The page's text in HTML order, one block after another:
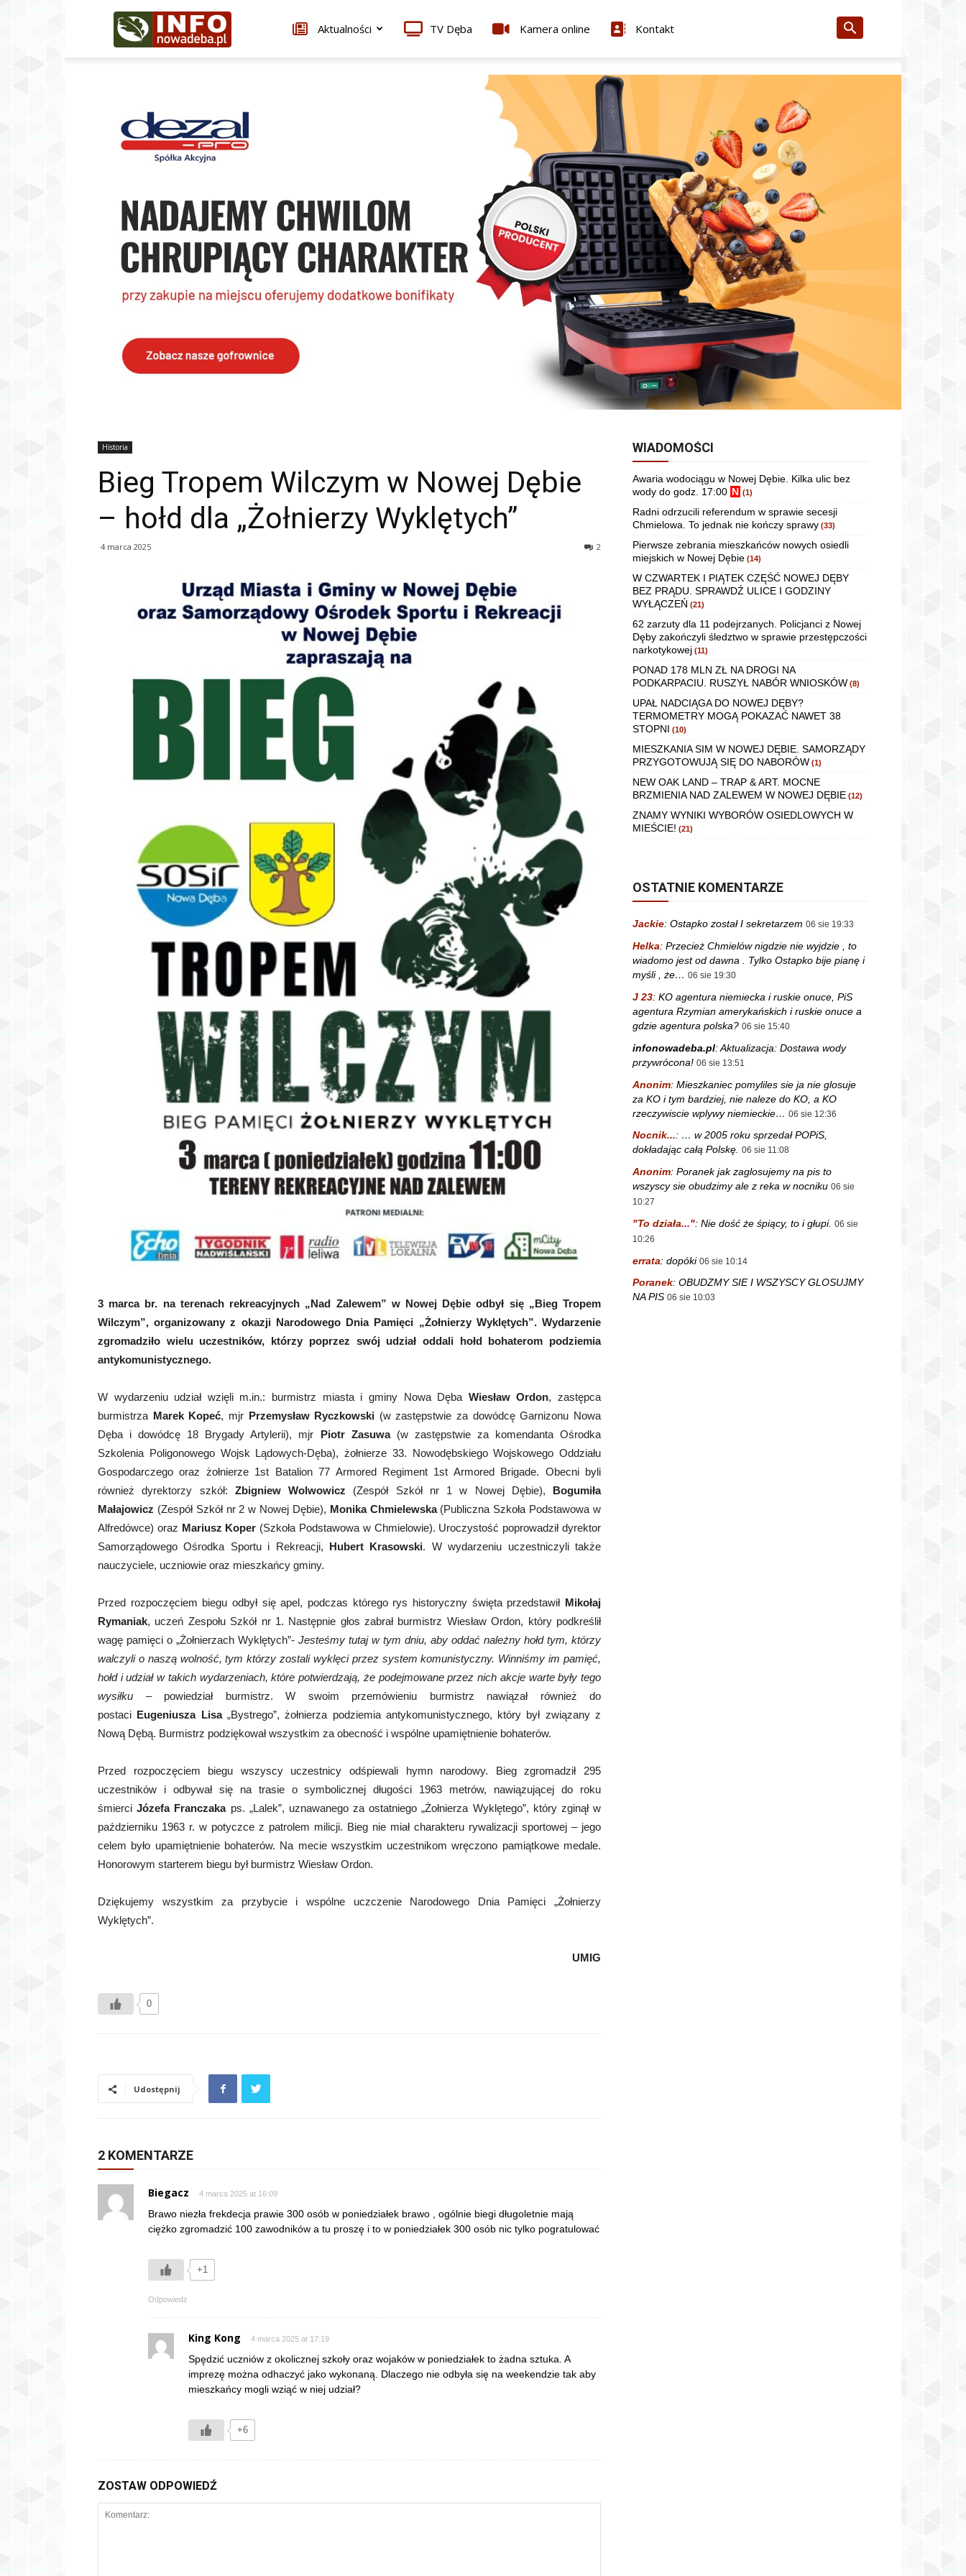
Infonowadeba.pl Aktualności TV Dęba Kamera online Kontakt
Historia
Bieg Tropem Wilczym w Nowej Dębie
– hołd dla „Żołnierzy Wyklętych”
4 marca 2025 2
3 marca br. na terenach rekreacyjnych „Nad Zalewem” w Nowej Dębie odbył się „Bieg Tropem
Wilczym”, organizowany z okazji Narodowego Dnia Pamięci „Żołnierzy Wyklętych”. Wydarzenie
zgromadziło wielu uczestników, którzy poprzez swój udział oddali hołd bohaterom podziemia
antykomunistycznego.
W wydarzeniu udział wzięli m.in.: burmistrz miasta i gminy Nowa Dęba Wiesław Ordon, zastępca
burmistrza Marek Kopeć, mjr Przemysław Ryczkowski (w zastępstwie za dowódcę Garnizonu Nowa
Dęba i dowódcę 18 Brygady Artylerii), mjr Piotr Zasuwa(w zastępstwie za komendanta Ośrodka
Szkolenia Poligonowego Wojsk Lądowych-Dęba), żołnierze 33. Nowodębskiego Wojskowego Oddziału
Gospodarczego oraz żołnierze 1st Batalion 77 Armored Regiment 1st Armored Brigade. Obecni byli
również dyrektorzy szkół: Zbigniew Wolwowicz (Zespół Szkół nr 1 w Nowej Dębie), Bogumiła
Małajowicz (Zespół Szkół nr 2 w Nowej Dębie), Monika Chmielewska(Publiczna Szkoła Podstawowa w
Alfredówce) oraz Mariusz Koper (Szkoła Podstawowa w Chmielowie). Uroczystość poprowadził dyrektor
Samorządowego Ośrodka Sportu i Rekreacji, Hubert Krasowski. W wydarzeniu uczestniczyli także
nauczyciele, uczniowie oraz mieszkańcy gminy.
Przed rozpoczęciem biegu odbył się apel, podczas którego rys historyczny święta przedstawił Mikołaj
Rymaniak, uczeń Zespołu Szkół nr 1. Następnie głos zabrał burmistrz Wiesław Ordon, który podkreślił
wagę pamięci o „Żołnierzach Wyklętych”- Jesteśmy tutaj w tym dniu, aby oddać należny hołd tym, którzy
walczyli o naszą wolność, tym którzy zostali wyklęci przez system komunistyczny. Winniśmy im pamięć,
hołd i udział w takich wydarzeniach, które potwierdzają, że podejmowane przez nich akcje warte były tego
wysiłku – powiedział burmistrz. W swoim przemówieniu burmistrz nawiązał również do
postaci Eugeniusza Lisa „Bystrego”, żołnierza podziemia antykomunistycznego, który był związany z
Nową Dębą. Burmistrz podziękował wszystkim za obecność i wspólne upamiętnienie bohaterów.
Przed rozpoczęciem biegu wszyscy uczestnicy odśpiewali hymn narodowy. Bieg zgromadził 295
uczestników i odbywał się na trasie o symbolicznej długości 1963 metrów, nawiązującej do roku
śmierciJózefa Franczakaps. „Lalek”, uznawanego za ostatniego „Żołnierza Wyklętego”, który zginął w
październiku 1963 r. w potyczce z patrolem milicji. Bieg nie miał charakteru rywalizacji sportowej – jego
celem było upamiętnienie bohaterów. Na mecie wszystkim uczestnikom wręczono pamiątkowe medale.
Honorowym starterem biegu był burmistrz Wiesław Ordon.
Dziękujemy wszystkim za przybycie i wspólne uczczenie Narodowego Dnia Pamięci „Żołnierzy
Wyklętych”.
UMIG
0
Udostępnij
2 KOMENTARZE
Biegacz 4 marca 2025 at 16:09
Brawo niezła frekdecja prawie 300 osób w poniedziałek brawo , ogólnie biegi długoletnie mają
ciężko zgromadzić 100 zawodników a tu proszę i to w poniedziałek 300 osób nic tylko pogratulować
+1
Odpowiedz
King Kong 4 marca 2025 at 17:19
Spędzić uczniów z okolicznej szkoły oraz wojaków w poniedziałek to żadna sztuka. A
imprezę można odhaczyć jako wykonaną. Dlaczego nie odbyła się na weekendzie tak aby
mieszkańcy mogli wziąć w niej udział?
+6
ZOSTAW ODPOWIEDŹ
WIADOMOŚCI
Awaria wodociągu w Nowej Dębie. Kilka ulic bez
wody do godz. 17:00 N (1)
Radni odrzucili referendum w sprawie secesji
Chmielowa. To jednak nie kończy sprawy (33)
Pierwsze zebrania mieszkańców nowych osiedli
miejskich w Nowej Dębie (14)
W CZWARTEK I PIĄTEK CZĘŚĆ NOWEJ DĘBY
BEZ PRĄDU. SPRAWDŹ ULICE I GODZINY
WYŁĄCZEŃ (21)
62 zarzuty dla 11 podejrzanych. Policjanci z Nowej
Dęby zakończyli śledztwo w sprawie przestępczości
narkotykowej (11)
PONAD 178 MLN ZŁ NA DROGI NA
PODKARPACIU. RUSZYŁ NABÓR WNIOSKÓW (8)
UPAŁ NADCIĄGA DO NOWEJ DĘBY?
TERMOMETRY MOGĄ POKAZAĆ NAWET 38
STOPNI (10)
MIESZKANIA SIM W NOWEJ DĘBIE. SAMORZĄDY
PRZYGOTOWUJĄ SIĘ DO NABORÓW (1)
NEW OAK LAND – TRAP & ART. MOCNE
BRZMIENIA NAD ZALEWEM W NOWEJ DĘBIE (12)
ZNAMY WYNIKI WYBORÓW OSIEDLOWYCH W
MIEŚCIE! (21)
OSTATNIE KOMENTARZE
Jackie: Ostapko został I sekretarzem 06 sie 19:33
Helka: Przecież Chmielów nigdzie nie wyjdzie , to
wiadomo jest od dawna . Tylko Ostapko bije pianę i
myśli , że… 06 sie 19:30
J 23: KO agentura niemiecka i ruskie onuce, PiS
agentura Rzymian amerykańskich i ruskie onuce a
gdzie agentura polska? 06 sie 15:40
infonowadeba.pl:Aktualizacja: Dostawa wody
przywrócona! 06 sie 13:51
Anonim: Mieszkaniec pomyliles sie ja nie glosuje
za KO i tym bardziej, nie naleze do KO, a KO
rzeczywiscie wplywy niemieckie… 06 sie 12:36
Nocnik...: … w 2005 roku sprzedał POPiS,
dokładając całą Polskę. 06 sie 11:08
Anonim: Poranek jak zaglosujemy na pis to
wszyscy sie obudzimy ale z reka w nocniku 06 sie
10:27
"To działa...": Nie dość że śpiący, to i głupi. 06 sie
10:26
errata: dopóki 06 sie 10:14
Poranek: OBUDZMY SIE I WSZYSCY GLOSUJMY
NA PIS 06 sie 10:03